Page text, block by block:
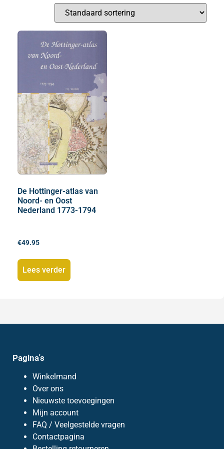
De Hottinger-atlas van
Noord- en Oost
Nederland 1773-1794
€49.95
Lees verder
Pagina's
Winkelmand
Over ons
Nieuwste toevoegingen
Mijn account
FAQ / Veelgestelde vragen
Contactpagina